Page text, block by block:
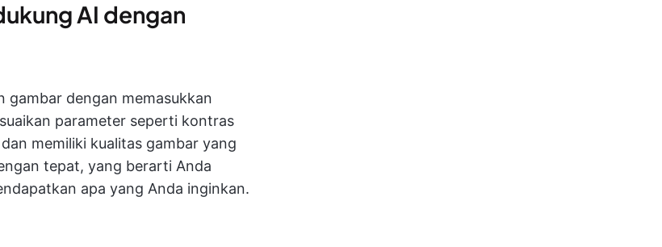
AI dengan
gambar dengan memasukkan
parameter seperti kontras
memiliki kualitas gambar yang
tepat, yang berarti Anda
apa yang Anda inginkan.